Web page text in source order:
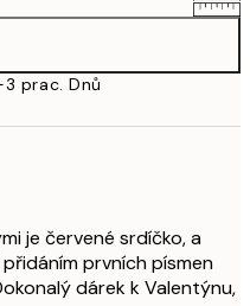
869 Kč
1 079 Kč
prac. Dnů
je červené srdíčko, a
prvních písmen
dárek k Valentýnu,